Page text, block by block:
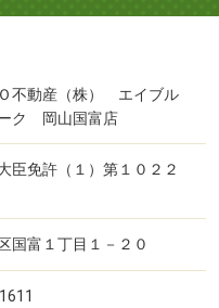
不動産（株） エイブル
ク 岡山国富店
臣免許（１）第１０２２
国富１丁目１－２０